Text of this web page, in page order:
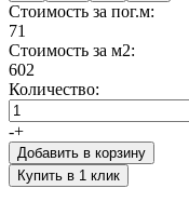
Стоимость за пог.м:
71
Стоимость за м2:
602
Количество:
-+
Добавить в корзину